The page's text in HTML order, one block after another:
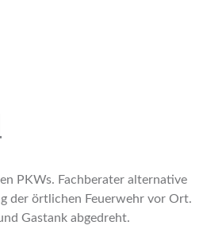
PKWs. Fachberater alternative
der örtlichen Feuerwehr vor Ort.
Gastank abgedreht.